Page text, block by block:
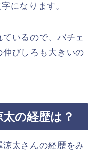
になります。
いるので、バチェ
びしろも大きいの
の経歴は？
太さんの経歴をみ